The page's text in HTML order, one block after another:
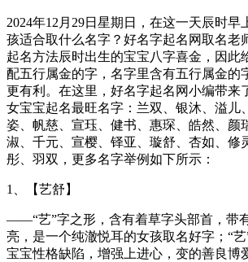
2024年12月29日星期日，在这一天辰时早
孩适合取什么名字？好名字起名网取名老
起名方法辰时出生的宝宝八字喜金，因此
配五行属金的字，名字里含有五行属金的
更有利。在这里，好名字起名网小编带来
女宝宝起名最旺名字：兰双、银沐、溢儿
姿、帆慈、宣珏、健书、惠琛、皓然、颜
淑、千元、宣樱、铎亚、璇舒、杏如、修
彤、羽双，更多名字举例如下所示：
1、【艺舒】
——“艺”字之形，含有着草字头部首，带
亮，是一个纯澈悦耳的女孩取名好字；“
宝宝性格缺陷，增强上进心，变的善良博